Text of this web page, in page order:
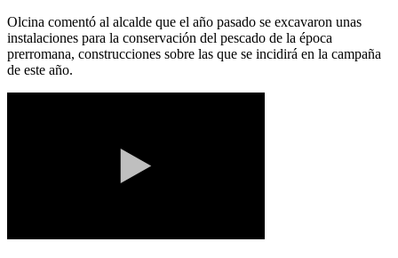
Olcina comentó al alcalde que el año pasado se excavaron unas
instalaciones para la conservación del pescado de la época
prerromana, construcciones sobre las que se incidirá en la campaña
de este año.